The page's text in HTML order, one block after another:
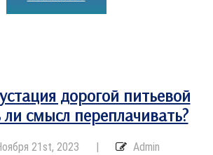
дорогой питьевой
смысл переплачивать?
21st, 2023 | Admin